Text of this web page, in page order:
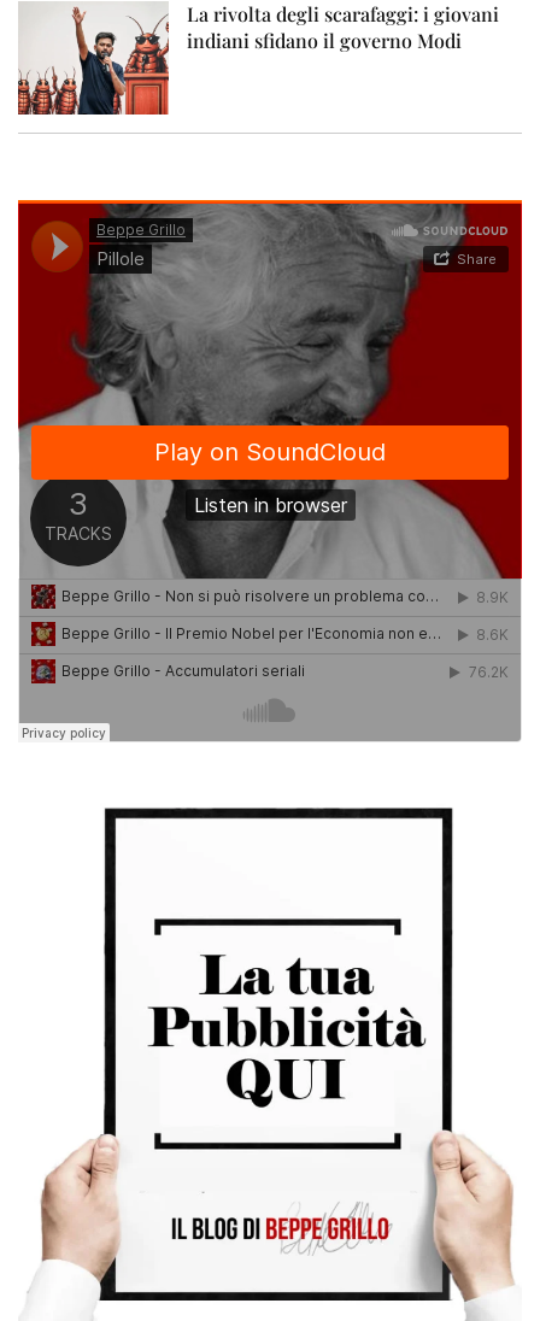
La rivolta degli scarafaggi: i giovani
indiani sfidano il governo Modi